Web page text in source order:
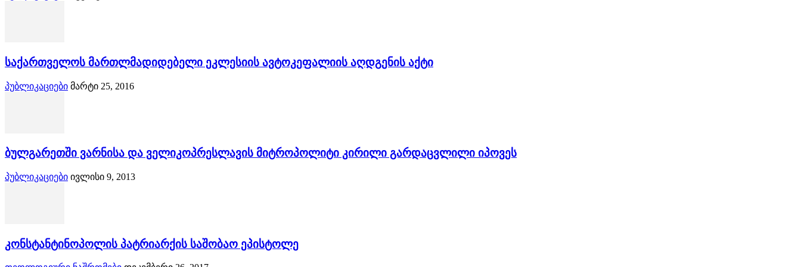
საქართველოს მართლმადიდებელი ეკლესიის ავტოკეფალიის აღდგენის აქტი
პუბლიკაციები მარტი 25, 2016
ბულგარეთში ვარნისა და ველიკოპრესლავის მიტროპოლიტი კირილი გარდაცვლილი იპოვეს
პუბლიკაციები ივლისი 9, 2013
კონსტანტინოპოლის პატრიარქის საშობაო ეპისტოლე